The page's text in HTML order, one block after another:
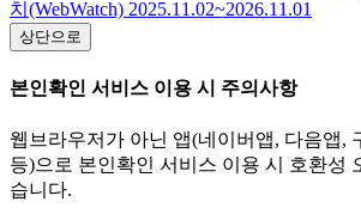
상단으로
본인확인 서비스 이용 시 주의사항
웹브라우저가 아닌 앱(네이버앱, 다음앱,
등)으로 본인확인 서비스 이용 시 호환성
습니다.